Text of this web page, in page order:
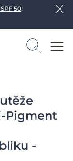
50!
Pigment
-